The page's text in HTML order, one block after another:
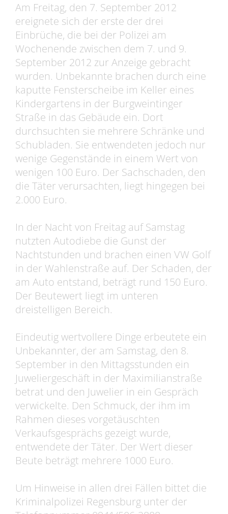
Am Freitag, den 7. September 2012
ereignete sich der erste der drei
Einbrüche, die bei der Polizei am
Wochenende zwischen dem 7. und 9.
September 2012 zur Anzeige gebracht
wurden. Unbekannte brachen durch eine
kaputte Fensterscheibe im Keller eines
Kindergartens in der Burgweintinger
Straße in das Gebäude ein. Dort
durchsuchten sie mehrere Schränke und
Schubladen. Sie entwendeten jedoch nur
wenige Gegenstände in einem Wert von
wenigen 100 Euro. Der Sachschaden, den
die Täter verursachten, liegt hingegen bei
2.000 Euro.
In der Nacht von Freitag auf Samstag
nutzten Autodiebe die Gunst der
Nachtstunden und brachen einen VW Golf
in der Wahlenstraße auf. Der Schaden, der
am Auto entstand, beträgt rund 150 Euro.
Der Beutewert liegt im unteren
dreistelligen Bereich.
Eindeutig wertvollere Dinge erbeutete ein
Unbekannter, der am Samstag, den 8.
September in den Mittagsstunden ein
Juweliergeschäft in der Maximilianstraße
betrat und den Juwelier in ein Gespräch
verwickelte. Den Schmuck, der ihm im
Rahmen dieses vorgetäuschten
Verkaufsgesprächs gezeigt wurde,
entwendete der Täter. Der Wert dieser
Beute beträgt mehrere 1000 Euro.
Um Hinweise in allen drei Fällen bittet die
Kriminalpolizei Regensburg unter der